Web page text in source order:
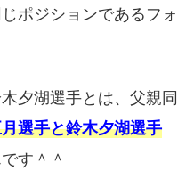
ポジションであるフォ
夕湖選手とは、父親同
選手と鈴木夕湖選手
す＾＾